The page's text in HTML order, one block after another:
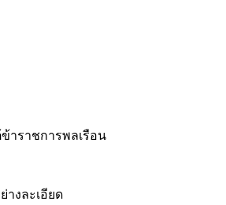
าราชการพลเรือน
างละเอียด